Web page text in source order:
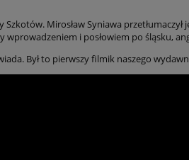
Mirosław Syniawa
i posłowiem po śląsku,
Był to pierwszy filmik naszego